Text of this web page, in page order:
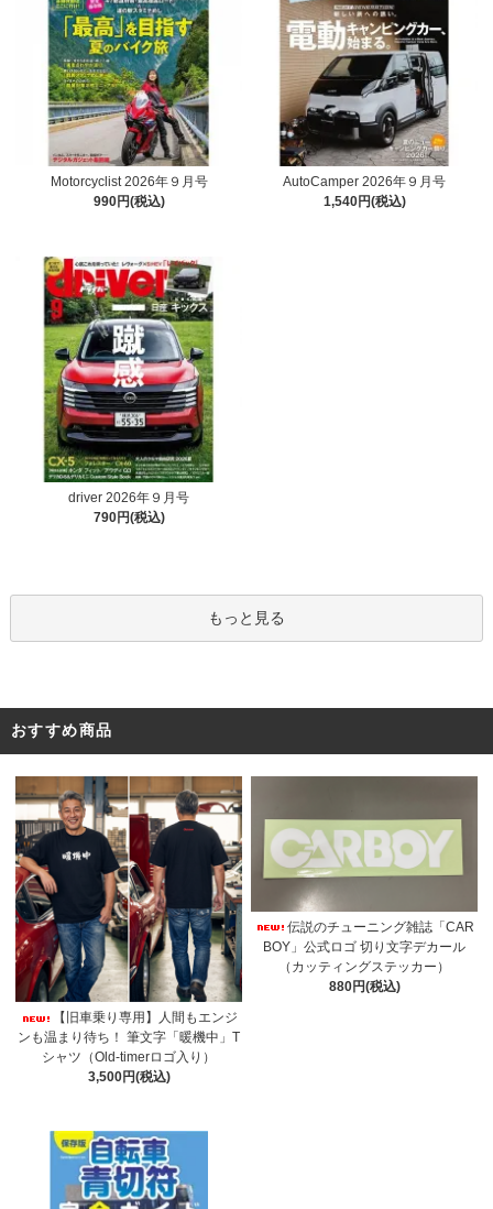
Motorcyclist 2026年９月号
990円(税込)
AutoCamper 2026年９月号
1,540円(税込)
driver 2026年９月号
790円(税込)
もっと見る
おすすめ商品
【旧車乗り専用】人間もエンジ
ンも温まり待ち！ 筆文字「暖機中」T
シャツ（Old-timerロゴ入り）
3,500円(税込)
伝説のチューニング雑誌「CAR
BOY」公式ロゴ 切り文字デカール
（カッティングステッカー）
880円(税込)